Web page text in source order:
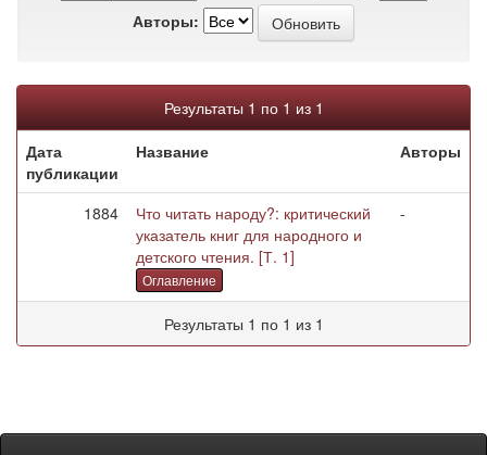
Авторы:
Результаты 1 по 1 из 1
Дата
публикации
Название Авторы
1884
Что читать народу?: критический
указатель книг для народного и
детского чтения. [Т. 1]
Оглавление
-
Результаты 1 по 1 из 1